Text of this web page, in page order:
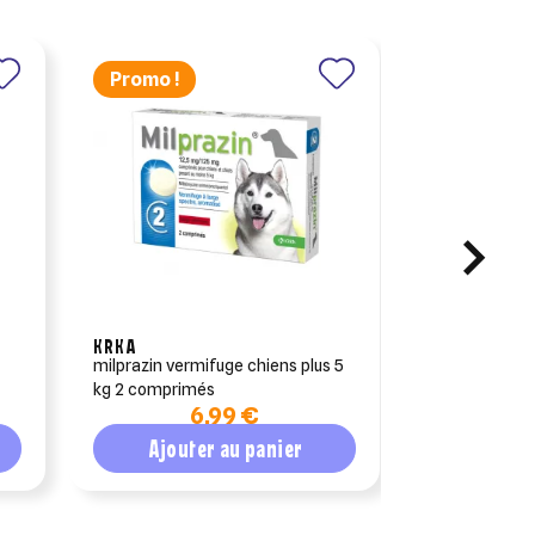
Promo !
KRKA
milprazin vermifuge chiens plus 5
kg 2 comprimés
6,99 €
Ajouter au panier